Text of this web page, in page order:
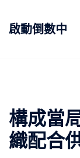
啟動倒數中
構成當
織配合